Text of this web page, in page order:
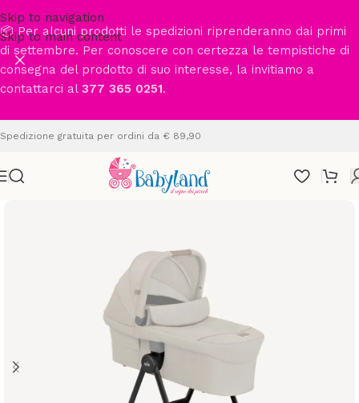
Skip to navigation
Skip to main content
📦 Per alcuni prodotti le spedizioni riprenderanno dai primi
di settembre. Per conoscere con certezza le tempistiche di
consegna del prodotto di suo interesse, la invitiamo a
contattarci al 377 365 0251.
Spedizione gratuita per ordini da € 89,90